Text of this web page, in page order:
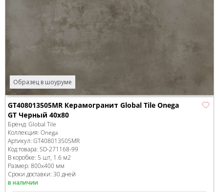
Образец в шоуруме
GT408013505MR Керамогранит Global Tile Onega
GT Черный 40x80
Бренд: Global Tile
Коллекция: Onega
Артикул: GT408013505MR
Код товара: SD-271168-99
В коробке: 5 шт, 1.6 м2
Размер: 800x400 мм
Сроки доставки: 30 дней
в наличии